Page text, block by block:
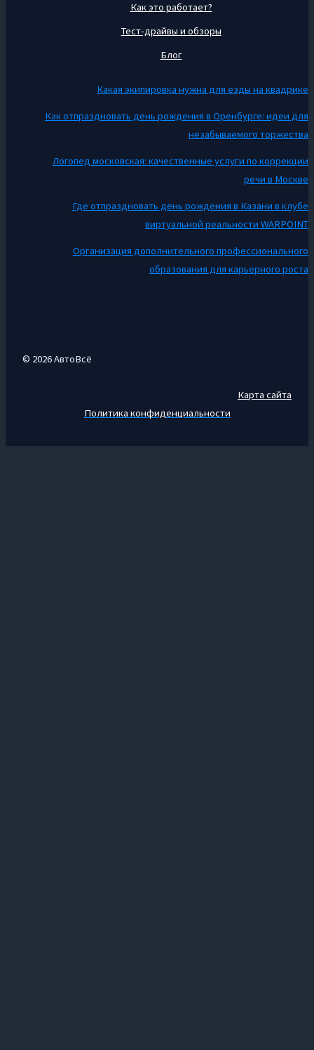
Как это работает?
Тест-драйвы и обзоры
Блог
Какая экипировка нужна для езды на квадрике
Как отпраздновать день рождения в Оренбурге: идеи для
незабываемого торжества
Логопед московская: качественные услуги по коррекции
речи в Москве
Где отпраздновать день рождения в Казани в клубе
виртуальной реальности WARPOINT
Организация дополнительного профессионального
образования для карьерного роста
© 2026 АвтоВсё
Карта сайта
Политика конфиденциальности